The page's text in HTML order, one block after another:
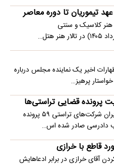
هنر کلاسیک و سنتی
اخیر یک نماینده مجلس درباره
پرهیز…
پرونده قضایی تراستی‌ها
دادستان تهران گفت: تاکنون برای مدیران شرکت‌های تراستی ۵۹ پرونده
قاطع با خرازی
آقای خرازی در برابر ادعاهایش